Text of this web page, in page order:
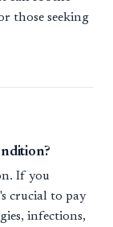
those seeking
If you
crucial to pay
infections,